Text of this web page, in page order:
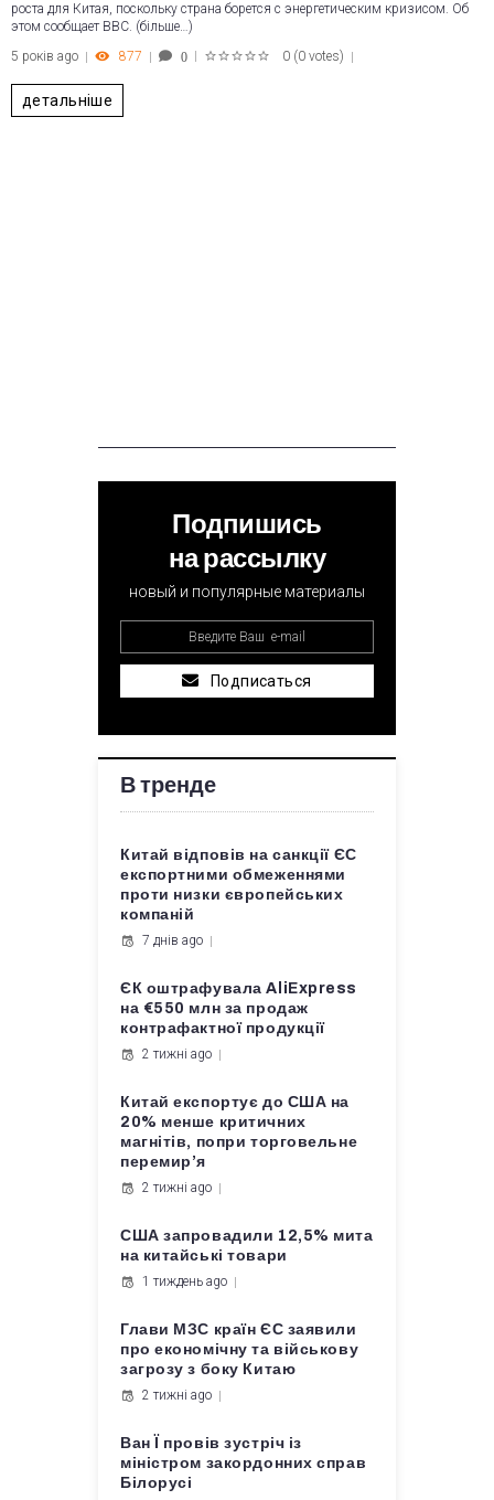
роста для Китая, поскольку страна борется с энергетическим кризисом. Об
этом сообщает BBC. (більше…)
5 років ago
877 0 0 (0 votes)
детальніше
Подпишись
на рассылку
новый и популярные материалы
Подписаться
В тренде
Китай відповів на санкції ЄС
експортними обмеженнями
проти низки європейських
компаній
7 днів ago
ЄК оштрафувала AliExpress
на €550 млн за продаж
контрафактної продукції
2 тижні ago
Китай експортує до США на
20% менше критичних
магнітів, попри торговельне
перемир’я
2 тижні ago
США запровадили 12,5% мита
на китайські товари
1 тиждень ago
Глави МЗС країн ЄС заявили
про економічну та військову
загрозу з боку Китаю
2 тижні ago
Ван Ї провів зустріч із
міністром закордонних справ
Білорусі